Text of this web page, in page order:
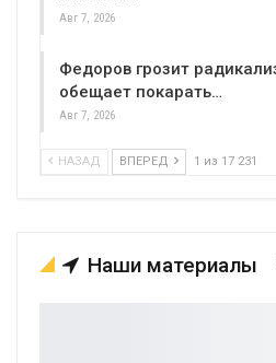
Авг 7, 2026
Федоров грозит
обещает покарать…
Авг 7, 2026
НАЗАД ВПЕРЕД 1 из 17 231
Наши материалы